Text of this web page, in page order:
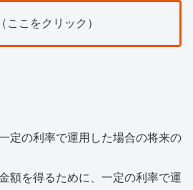
ここをクリック）
定の利率で運用した場合の将来の
額を得るために、一定の利率で運